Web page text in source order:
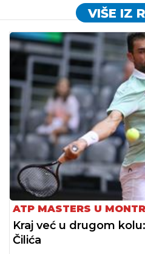
VIŠE IZ
ATP MASTERS U
Kraj već u drugom
Čilića